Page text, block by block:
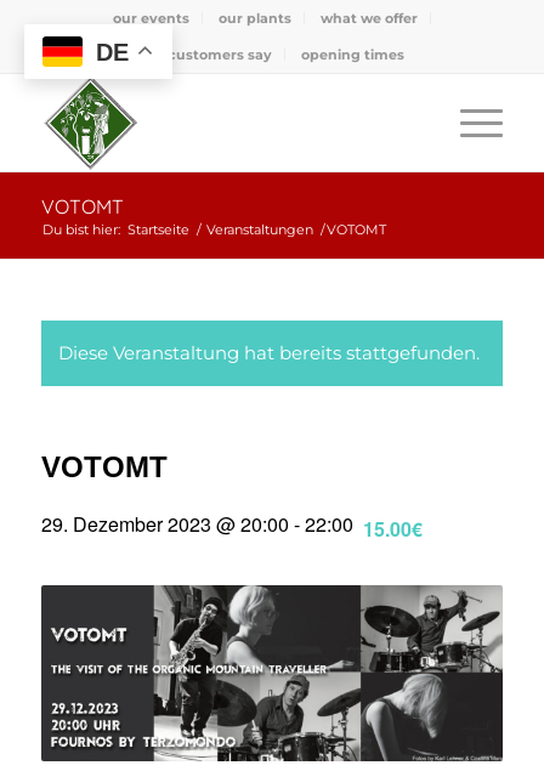
our events our plants what we offer
what customers say opening times
VOTOMT
Du bist hier: Startseite / Veranstaltungen /VOTOMT
Diese Veranstaltung hat bereits stattgefunden.
VOTOMT
29. Dezember 2023 @ 20:00 -22:00 15.00€
DE